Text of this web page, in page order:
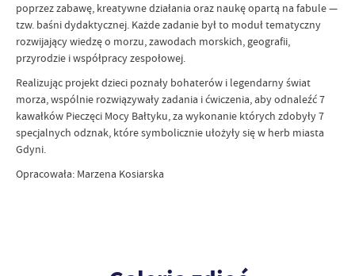
poprzez zabawę, kreatywne działania oraz naukę opartą na fabule —
tzw. baśni dydaktycznej. Każde zadanie był to moduł tematyczny
rozwijający wiedzę o morzu, zawodach morskich, geografii,
przyrodzie i współpracy zespołowej.
Realizując projekt dzieci poznały bohaterów i legendarny świat
morza, wspólnie rozwiązywały zadania i ćwiczenia, aby odnaleźć 7
kawałków Pieczęci Mocy Bałtyku, za wykonanie których zdobyły 7
specjalnych odznak, które symbolicznie ułożyły się w herb miasta
Gdyni.
Opracowała: Marzena Kosiarska